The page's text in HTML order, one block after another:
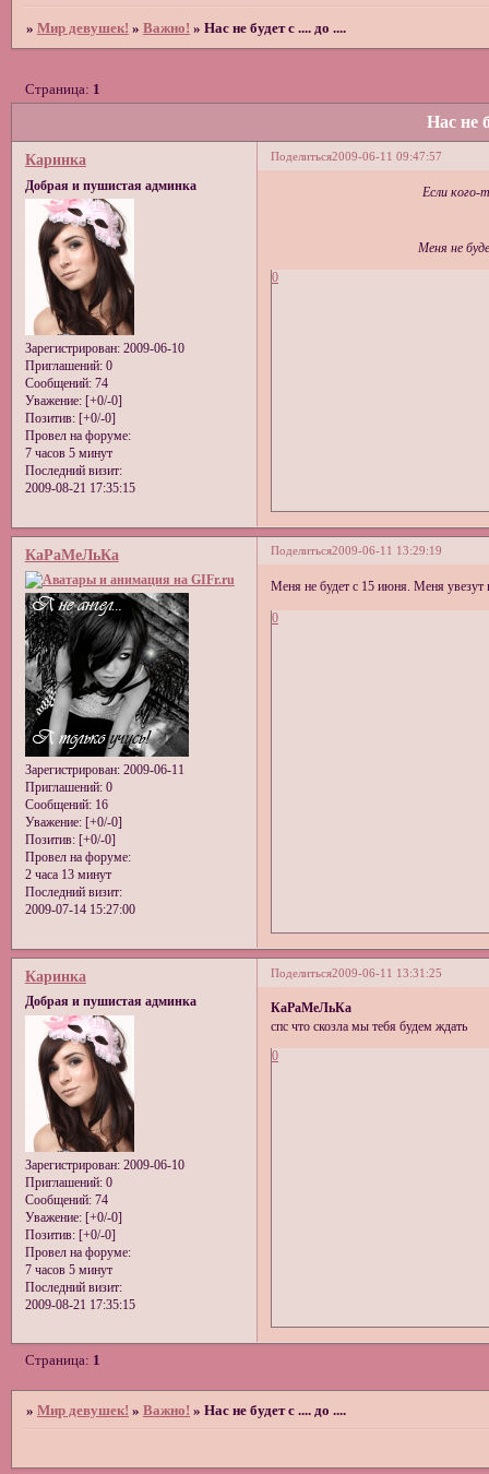
» Мир девушек! » Важно! » Нас не будет с .... до ....
Нас не
Страница: 1
Поделиться2009-06-11 09:47:57
Каринка
Добрая и пушистая админка
Зарегистрирован: 2009-06-10
Приглашений:0
Сообщений:74
Уважение: [+0/-0]
Позитив: [+0/-0]
Провел на форуме:
7 часов 5 минут
Последний визит:
2009-08-21 17:35:15
Если кого-
Меня не
0
Поделиться2009-06-11 13:29:19
КаРаМеЛьКа
Зарегистрирован: 2009-06-11
Приглашений:0
Сообщений:16
Уважение: [+0/-0]
Позитив: [+0/-0]
Провел на форуме:
2 часа 13 минут
Последний визит:
2009-07-14 15:27:00
Меня не будет с 15 июня. Меня
0
Поделиться2009-06-11 13:31:25
Каринка
Добрая и пушистая админка
Зарегистрирован: 2009-06-10
Приглашений:0
Сообщений:74
Уважение: [+0/-0]
Позитив: [+0/-0]
Провел на форуме:
7 часов 5 минут
Последний визит:
2009-08-21 17:35:15
КаРаМеЛьКа
спс что скозла мы тебя будем ждать
0
Страница: 1
» Мир девушек! » Важно! » Нас не будет с .... до ....